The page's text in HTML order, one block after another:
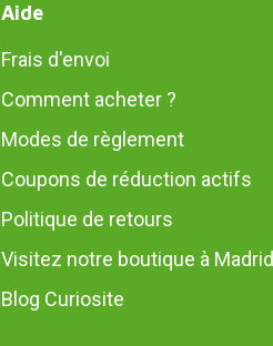
Aide
Frais d'envoi
Comment acheter ?
Modes de règlement
Coupons de réduction actifs
Politique de retours
Visitez notre boutique à Madrid
Blog Curiosite